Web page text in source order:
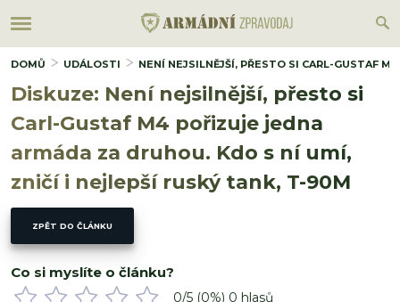
DOMŮ UDÁLOSTI NENÍ NEJSILNĚJŠÍ, PŘESTO SI CARL-GUSTAF
Diskuze: Není nejsilnější, přesto si
Carl-Gustaf M4 pořizuje jedna
armáda za druhou. Kdo s ní umí,
zničí i nejlepší ruský tank, T-90M
ZPĚT DO ČLÁNKU
Co si myslíte o článku?
0/5 (0%) 0 hlasů